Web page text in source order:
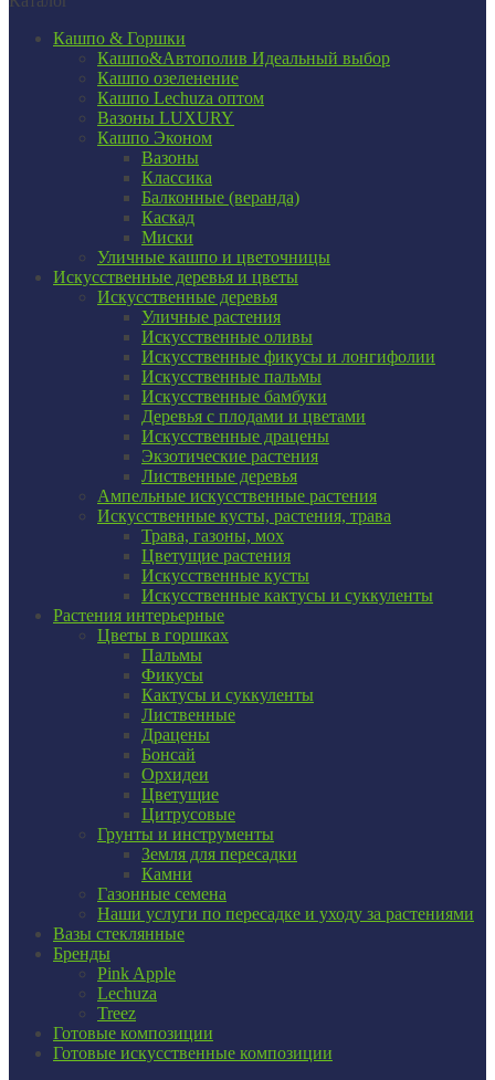
Кашпо & Горшки
Кашпо&Автополив Идеальный выбор
Кашпо озеленение
Кашпо Lechuza оптом
Вазоны LUXURY
Кашпо Эконом
Вазоны
Классика
Балконные (веранда)
Каскад
Миски
Уличные кашпо и цветочницы
Искусственные деревья и цветы
Искусственные деревья
Уличные растения
Искусственные оливы
Искусственные фикусы и лонгифолии
Искусственные пальмы
Искусственные бамбуки
Деревья с плодами и цветами
Искусственные драцены
Экзотические растения
Лиственные деревья
Ампельные искусственные растения
Искусственные кусты, растения, трава
Трава, газоны, мох
Цветущие растения
Искусственные кусты
Искусственные кактусы и суккуленты
Растения интерьерные
Цветы в горшках
Пальмы
Фикусы
Кактусы и суккуленты
Лиственные
Драцены
Бонсай
Орхидеи
Цветущие
Цитрусовые
Грунты и инструменты
Земля для пересадки
Камни
Газонные семена
Наши услуги по пересадке и уходу за растениями
Вазы стеклянные
Бренды
Pink Apple
Lechuza
Treez
Готовые композиции
Готовые искусственные композиции